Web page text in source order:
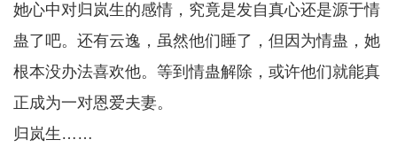
她心中对归岚生的感情，究竟是发自真心还是源于情
蛊了吧。还有云逸，虽然他们睡了，但因为情蛊，她
根本没办法喜欢他。等到情蛊解除，或许他们就能真
正成为一对恩爱夫妻。
归岚生……